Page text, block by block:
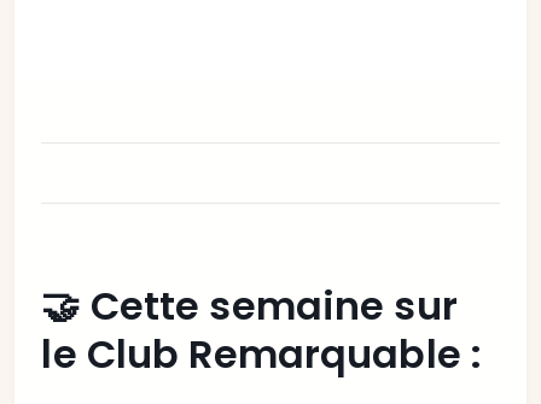
🤝 Cette semaine sur
le Club Remarquable :